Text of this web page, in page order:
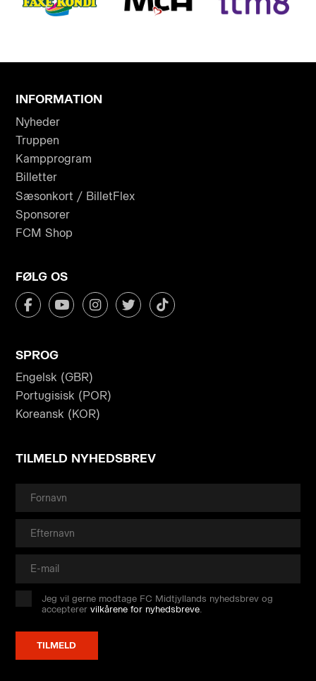
INFORMATION
Nyheder
Truppen
Kampprogram
Billetter
Sæsonkort / BilletFlex
Sponsorer
FCM Shop
FØLG OS
SPROG
Engelsk (GBR)
Portugisisk (POR)
Koreansk (KOR)
TILMELD NYHEDSBREV
Jeg vil gerne modtage FC Midtjyllands nyhedsbrev og
accepterervilkårene for nyhedsbreve